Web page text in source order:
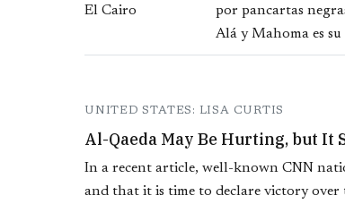
por pancartas
Alá y Mahoma es su
UNITED STATES: LISA CURTIS
Al-Qaeda May Be Hurting, but It
In a recent article, well-known CNN
and that it is time to declare victory